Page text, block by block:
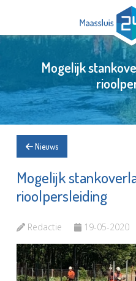
Mogelijk
Nieuws
Mogelijk
rioolpersleiding
Redactie 19-05-2020